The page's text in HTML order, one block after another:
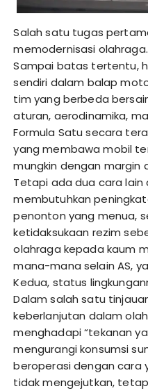
Salah satu tugas
memodernisasi olahraga.
Sampai batas tertentu,
sendiri dalam balap
tim yang berbeda
aturan, aerodinamika,
Formula Satu secara
yang membawa mobil
mungkin dengan margin
Tetapi ada dua cara lain
membutuhkan
penonton yang menua,
ketidaksukaan rezim
olahraga kepada kaum
mana-mana selain AS,
Kedua, status
Dalam salah satu
keberlanjutan dalam
menghadapi “tekanan
mengurangi konsumsi
beroperasi dengan cara
tidak mengejutkan,